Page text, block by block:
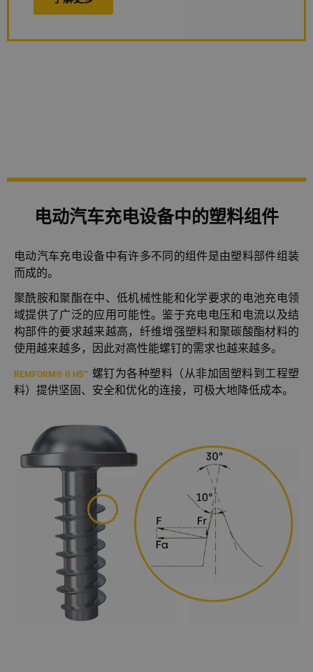
电动汽车充电设备中的塑料组件
电动汽车充电设备中有许多不同的组件是由塑料部件组装
而成的。
聚酰胺和聚酯在中、低机械性能和化学要求的电池充电领
域提供了广泛的应用可能性。鉴于充电电压和电流以及结
构部件的要求越来越高，纤维增强塑料和聚碳酸酯材料的
使用越来越多，因此对高性能螺钉的需求也越来越多。
REMFORM® II HS™ 螺钉为各种塑料（从非加固塑料到工程塑
料）提供坚固、安全和优化的连接，可极大地降低成本。